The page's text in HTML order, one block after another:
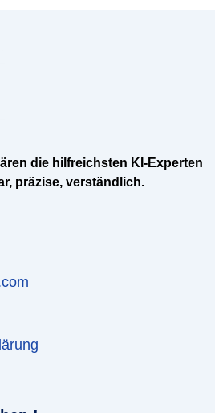
die hilfreichsten KI-Experten
präzise, verständlich.